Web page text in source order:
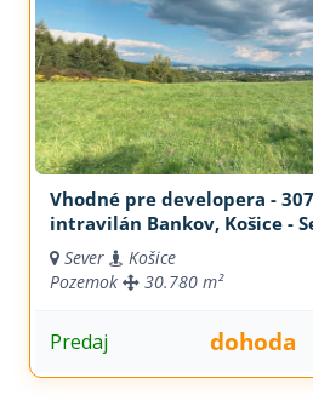
Vhodné pre developera -
intravilán Bankov, Košice -
Sever
Košice
Pozemok
30.780 m²
Predaj dohoda